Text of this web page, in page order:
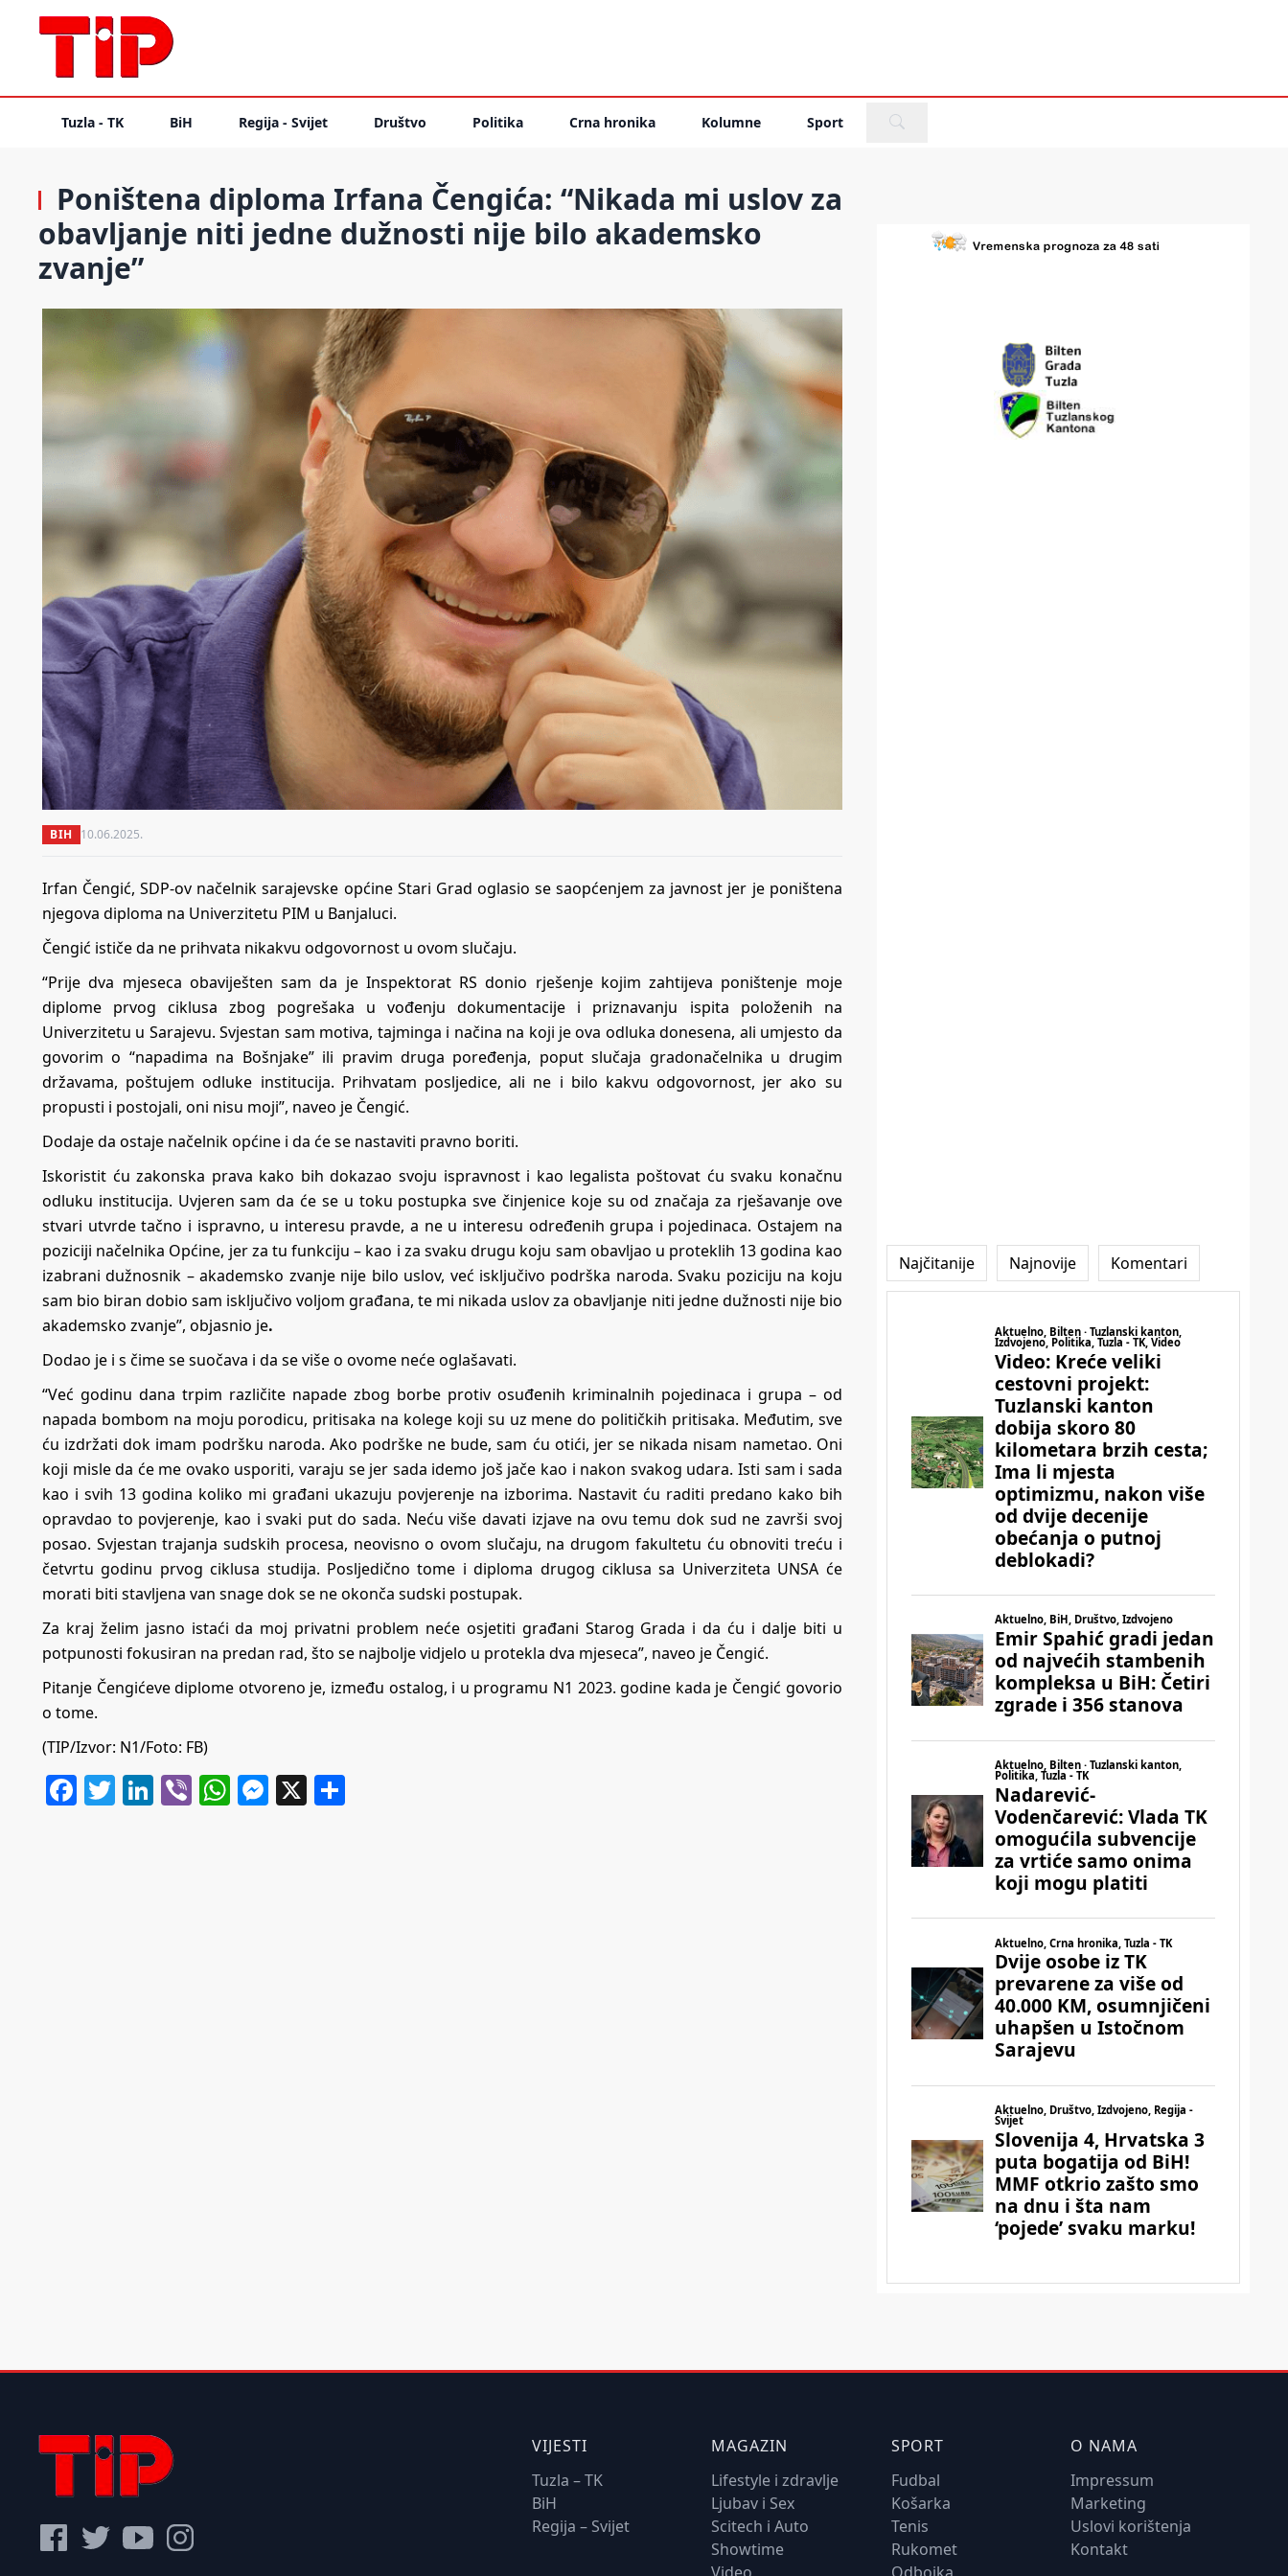
Tuzla - TK BiH Regija - Svijet Društvo Politika Crna hronika Kolumne Sport
Poništena diploma Irfana Čengića: “Nikada mi uslov za
obavljanje niti jedne dužnosti nije bilo akademsko
zvanje”
BIH 10.06.2025.
Irfan Čengić, SDP-ov načelnik sarajevske općine Stari Grad oglasio se saopćenjem za javnost jer je poništena
njegova diploma na Univerzitetu PIM u Banjaluci.
Čengić ističe da ne prihvata nikakvu odgovornost u ovom slučaju.
“Prije dva mjeseca obaviješten sam da je Inspektorat RS donio rješenje kojim zahtijeva poništenje moje
diplome prvog ciklusa zbog pogrešaka u vođenju dokumentacije i priznavanju ispita položenih na
Univerzitetu u Sarajevu. Svjestan sam motiva, tajminga i načina na koji je ova odluka donesena, ali umjesto da
govorim o “napadima na Bošnjake” ili pravim druga poređenja, poput slučaja gradonačelnika u drugim
državama, poštujem odluke institucija. Prihvatam posljedice, ali ne i bilo kakvu odgovornost, jer ako su
propusti i postojali, oni nisu moji”, naveo je Čengić.
Dodaje da ostaje načelnik općine i da će se nastaviti pravno boriti.
Iskoristit ću zakonska prava kako bih dokazao svoju ispravnost i kao legalista poštovat ću svaku konačnu
odluku institucija. Uvjeren sam da će se u toku postupka sve činjenice koje su od značaja za rješavanje ove
stvari utvrde tačno i ispravno, u interesu pravde, a ne u interesu određenih grupa i pojedinaca. Ostajem na
poziciji načelnika Općine, jer za tu funkciju – kao i za svaku drugu koju sam obavljao u proteklih 13 godina kao
izabrani dužnosnik – akademsko zvanje nije bilo uslov, već isključivo podrška naroda. Svaku poziciju na koju
sam bio biran dobio sam isključivo voljom građana, te mi nikada uslov za obavljanje niti jedne dužnosti nije bio
akademsko zvanje”, objasnio je.
Dodao je i s čime se suočava i da se više o ovome neće oglašavati.
“Već godinu dana trpim različite napade zbog borbe protiv osuđenih kriminalnih pojedinaca i grupa – od
napada bombom na moju porodicu, pritisaka na kolege koji su uz mene do političkih pritisaka. Međutim, sve
ću izdržati dok imam podršku naroda. Ako podrške ne bude, sam ću otići, jer se nikada nisam nametao. Oni
koji misle da će me ovako usporiti, varaju se jer sada idemo još jače kao i nakon svakog udara. Isti sam i sada
kao i svih 13 godina koliko mi građani ukazuju povjerenje na izborima. Nastavit ću raditi predano kako bih
opravdao to povjerenje, kao i svaki put do sada. Neću više davati izjave na ovu temu dok sud ne završi svoj
posao. Svjestan trajanja sudskih procesa, neovisno o ovom slučaju, na drugom fakultetu ću obnoviti treću i
četvrtu godinu prvog ciklusa studija. Posljedično tome i diploma drugog ciklusa sa Univerziteta UNSA će
morati biti stavljena van snage dok se ne okonča sudski postupak.
Za kraj želim jasno istaći da moj privatni problem neće osjetiti građani Starog Grada i da ću i dalje biti u
potpunosti fokusiran na predan rad, što se najbolje vidjelo u protekla dva mjeseca”, naveo je Čengić.
Pitanje Čengićeve diplome otvoreno je, između ostalog, i u programu N1 2023. godine kada je Čengić govorio
o tome.
(TIP/Izvor: N1/Foto: FB)
Facebook
Twitter
LinkedIn
ViberWhatsApp
Messenger
X
Najčitanije Najnovije Komentari
VIJESTI
Tuzla – TK
BiH
Regija – Svijet
MAGAZIN
Lifestyle i zdravlje
Ljubav i Sex
Scitech i Auto
Showtime
Video
SPORT
Fudbal
Košarka
Tenis
Rukomet
Odbojka
O NAMA
Impressum
Marketing
Uslovi korištenja
Kontakt